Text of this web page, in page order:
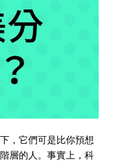
，它們可是比你預想
層的人。事實上，科